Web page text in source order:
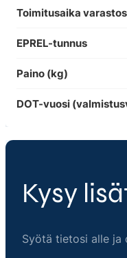
Toimitusaika
EPREL-tunnus
Paino (kg)
DOT-vuosi
Kysy
Syötä tietosi alle ja